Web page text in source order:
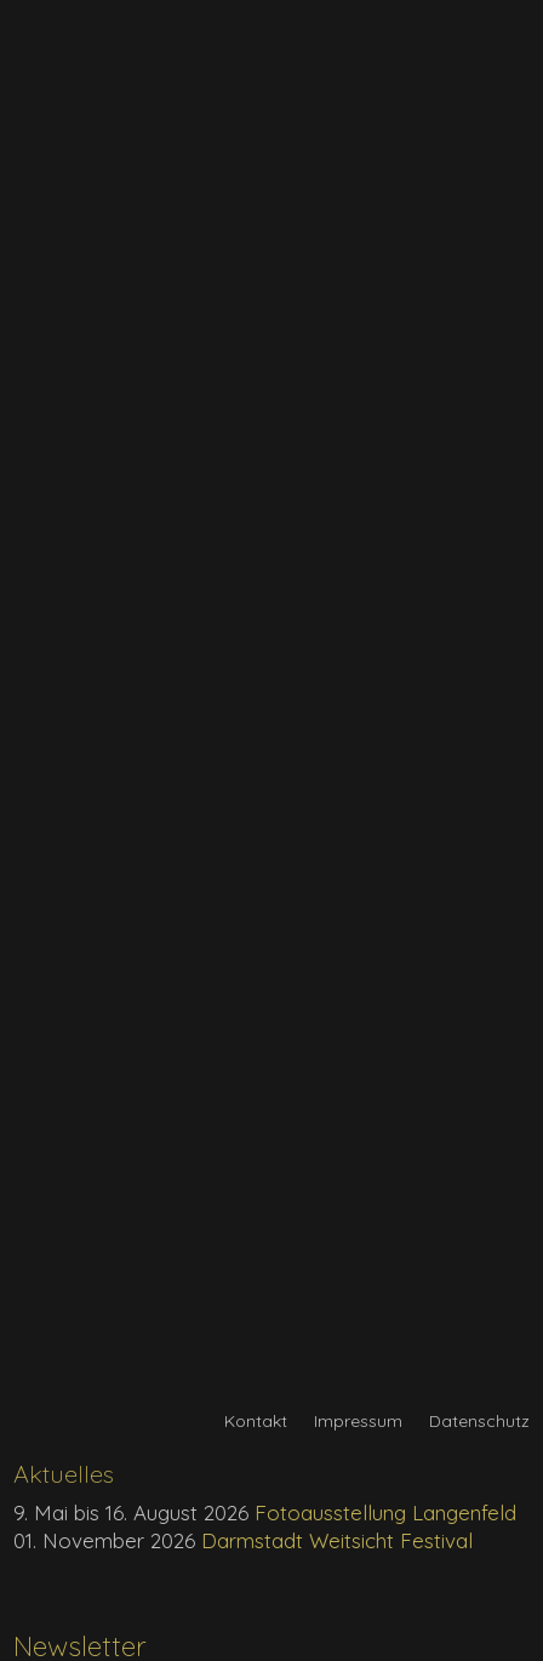
Newsletter
Aktuelles
9. Mai bis 16. August 2026 Fotoausstellung Langenfeld
01. November 2026 Darmstadt Weitsicht Festival
Kontakt Impressum Datenschutz